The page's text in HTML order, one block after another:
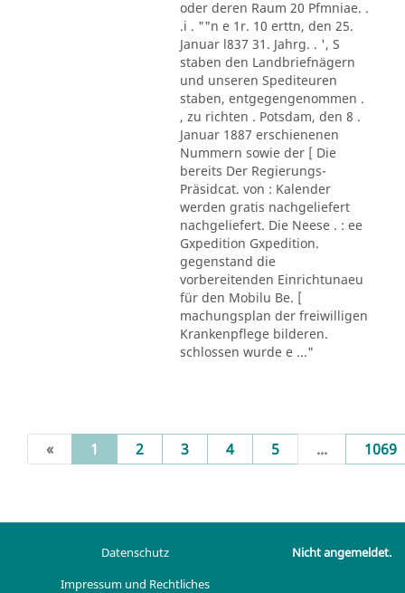
oder deren Raum 20 Pfmniae. .
.i . ""n e 1r. 10 erttn, den 25.
Januar l837 31. Jahrg. . ', S
staben den Landbriefnägern
und unseren Spediteuren
staben, entgegengenommen .
, zu richten . Potsdam, den 8 .
Januar 1887 erschienenen
Nummern sowie der [ Die
bereits Der Regierungs-
Präsidcat. von : Kalender
werden gratis nachgeliefert
nachgeliefert. Die Neese . : ee
Gxpedition Gxpedition.
gegenstand die
vorbereitenden Einrichtunaeu
für den Mobilu Be. [
machungsplan der freiwilligen
Krankenpflege bilderen.
schlossen wurde e ..."
« 1 (current)
2 3 4 5 ... 1069
Datenschutz
Impressum und Rechtliches
Nicht angemeldet.